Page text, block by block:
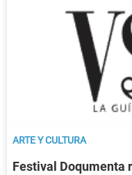
ARTE Y CULTURA
Festival Doqumenta